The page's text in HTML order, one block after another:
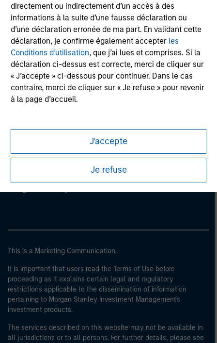
directement ou indirectement d’un accès à des
informations à la suite d’une fausse déclaration ou
d’une déclaration erronée de ma part. En validant cette
déclaration, je confirme également accepter les
Conditions d’utilisation, que j’ai lues et comprises. Si la
déclaration ci-dessus est correcte, merci de cliquer sur
« J’accepte » ci-dessous pour continuer. Dans le cas
contraire, merci de cliquer sur « Je refuse » pour revenir
à la page d’accueil.
J'accepte
Je refuse
Please refer to the strategy detail page for important
information on the strategy, including additional risk
considerations.
This is a Marketing Communication.
It is important that users read the Terms of Use before
proceeding as it explains certain legal and regulatory
restrictions applicable to the dissemination of information
pertaining to Morgan Stanley Investment Management's
investment products.
The services described on this website may not be available in
all jurisdictions or to all persons. For further details, please see